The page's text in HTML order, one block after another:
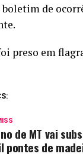
de
preso em
de MT vai
pontes de